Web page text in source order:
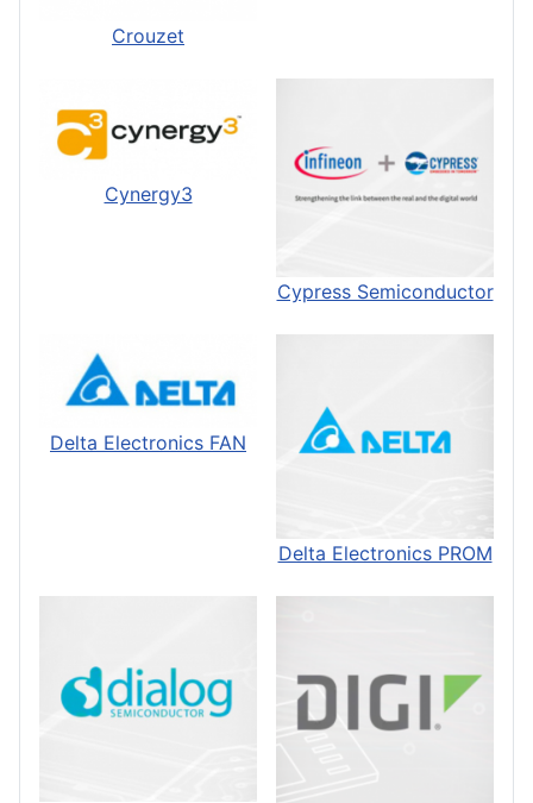
Crouzet
Cynergy3
Cypress Semiconductor
Delta Electronics FAN
Delta Electronics PROM